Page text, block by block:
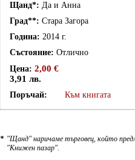
Да и Анна
Стара Загора
2014 г.
Отлично
2,00 €
3,91 лв.
Към книгата
* "Щанд" наричаме търговец, който
"Книжен пазар".